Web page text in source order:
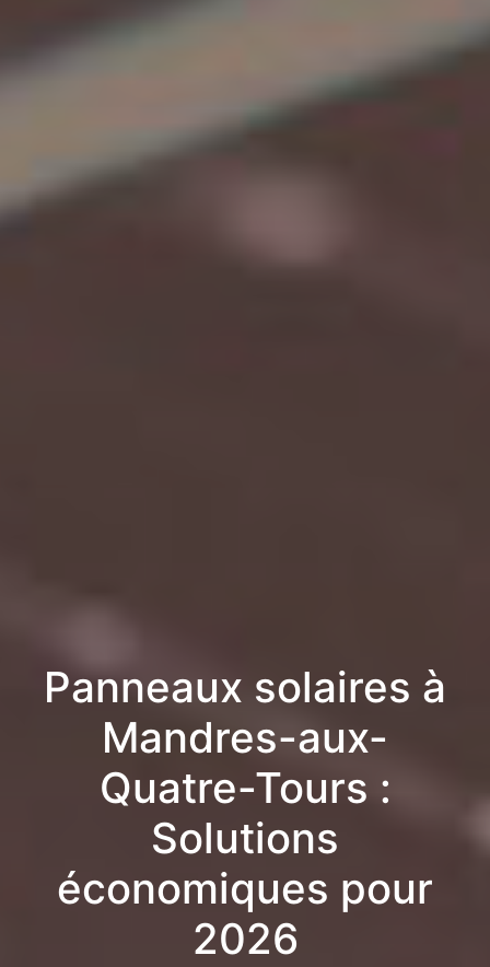
Panneaux solaires à
Mandres-aux-
Quatre-Tours :
Solutions
économiques pour
2026